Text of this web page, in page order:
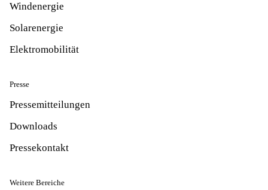
Windenergie
Solarenergie
Elektromobilität
Presse
Pressemitteilungen
Downloads
Pressekontakt
Weitere Bereiche